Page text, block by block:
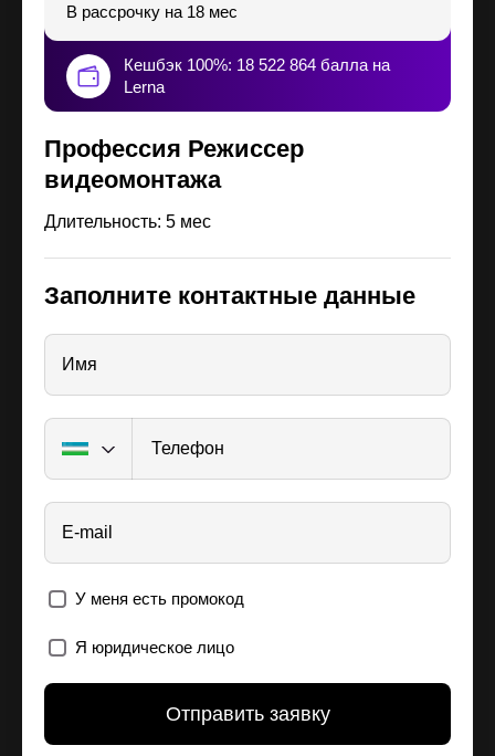
В рассрочку на 18 мес
Кешбэк 100%: 18 522 864 балла на
Lerna
Профессия Режиссер
видеомонтажа
Длительность: 5 мес
Заполните контактные данные
Имя
Телефон
E-mail
У меня есть промокод
Я юридическое лицо
Отправить заявку